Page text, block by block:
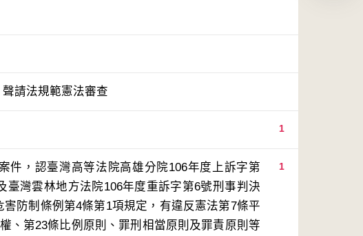
請法規範憲法審查
1
1
件，認臺灣高等法院高雄分院106年度上訴字第
臺灣雲林地方法院106年度重訴字第6號刑事判決
害防制條例第4條第1項規定，有違反憲法第7條平
、第23條比例原則、罪刑相當原則及罪責原則等